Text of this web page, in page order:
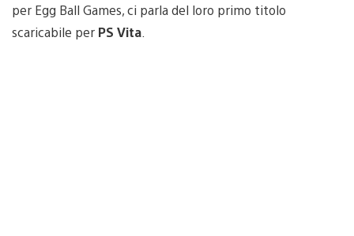
per Egg Ball Games, ci parla del loro primo titolo
scaricabile per PS Vita